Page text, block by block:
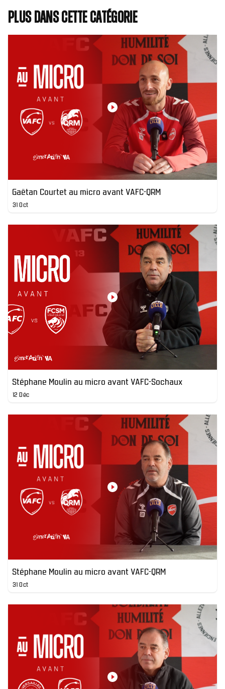
Plus dans cette catégorie
Gaëtan Courtet au micro avant VAFC-QRM
31 Oct
Stéphane Moulin au micro avant VAFC-Sochaux
12 Déc
Stéphane Moulin au micro avant VAFC-QRM
31 Oct